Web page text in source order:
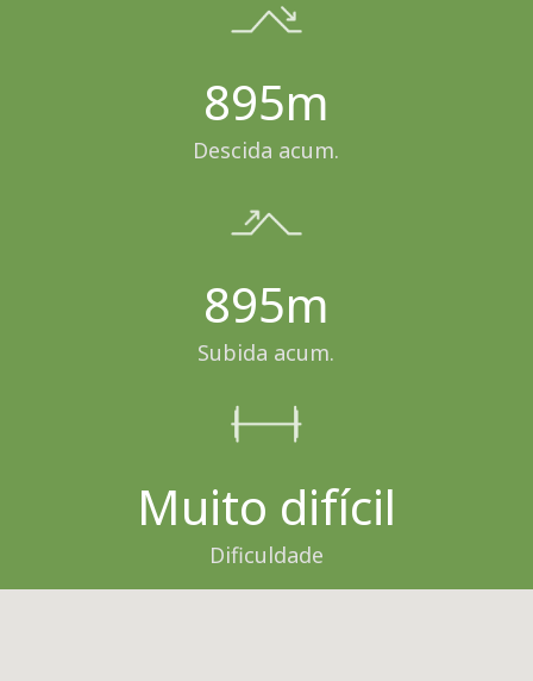
895m
Descida acum.
895m
Subida acum.
Muito difícil
Dificuldade